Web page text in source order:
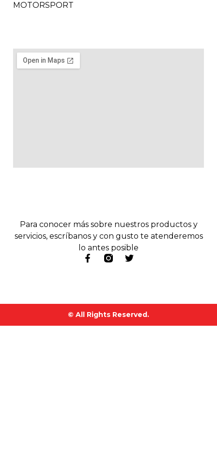
Para conocer más sobre nuestros productos y
servicios, escríbanos y con gusto te atenderemos
lo antes posible
MOTORSPORT
© All Rights Reserved.